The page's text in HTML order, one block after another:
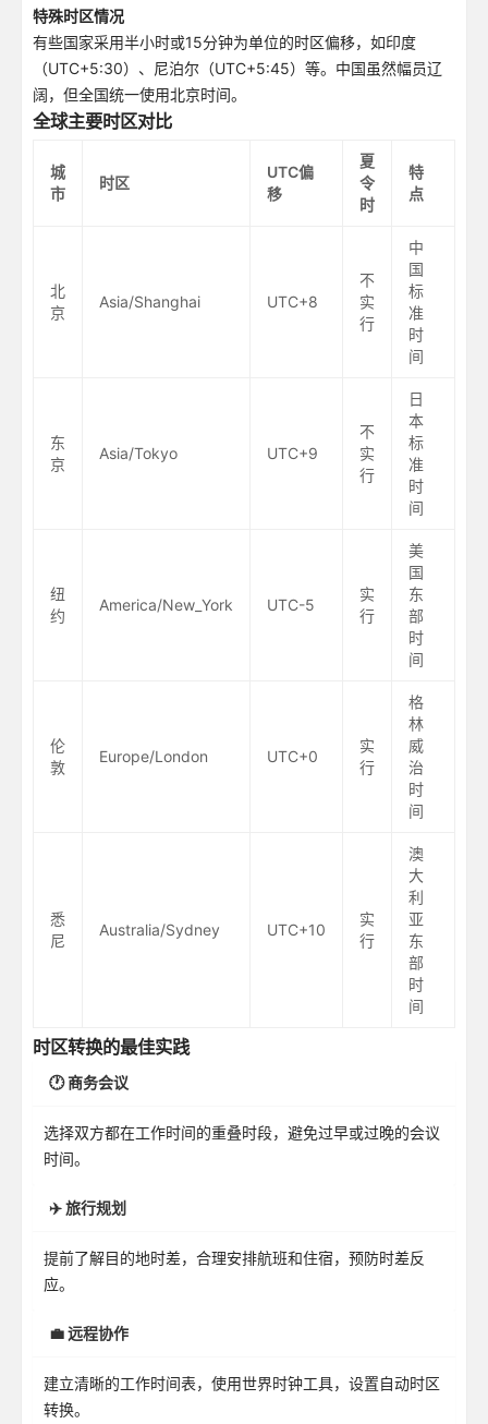
特殊时区情况
有些国家采用半小时或15分钟为单位的时区偏移，如印度
（UTC+5:30）、尼泊尔（UTC+5:45）等。中国虽然幅员辽
阔，但全国统一使用北京时间。
全球主要时区对比
城
市
时区
UTC偏
移
夏
令
时
特
点
北
京
Asia/Shanghai UTC+8
不
实
行
中
国
标
准
时
间
东
京
Asia/Tokyo UTC+9
不
实
行
日
本
标
准
时
间
纽
约
America/New_York UTC-5
实
行
美
国
东
部
时
间
伦
敦
Europe/London UTC+0
实
行
格
林
威
治
时
间
悉
尼
Australia/Sydney UTC+10
实
行
澳
大
利
亚
东
部
时
间
时区转换的最佳实践
🕐 商务会议
选择双方都在工作时间的重叠时段，避免过早或过晚的会议
时间。
✈️ 旅行规划
提前了解目的地时差，合理安排航班和住宿，预防时差反
应。
💼 远程协作
建立清晰的工作时间表，使用世界时钟工具，设置自动时区
转换。